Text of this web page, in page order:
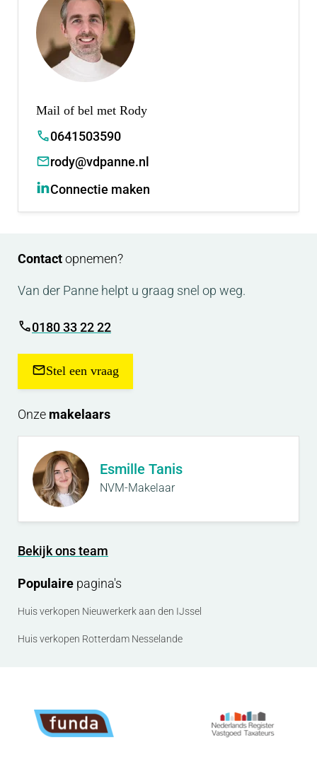
Mail of bel met Rody
0641503590
rody@vdpanne.nl
Connectie maken
Contactopnemen?
Van der Panne helpt u graag snel op weg.
0180 33 22 22
Stel een vraag
Onze makelaars
Esmille Tanis
NVM-Makelaar
Bekijk ons team
Populaire pagina's
Huis verkopen Nieuwerkerk aan den IJssel
Huis verkopen Rotterdam Nesselande